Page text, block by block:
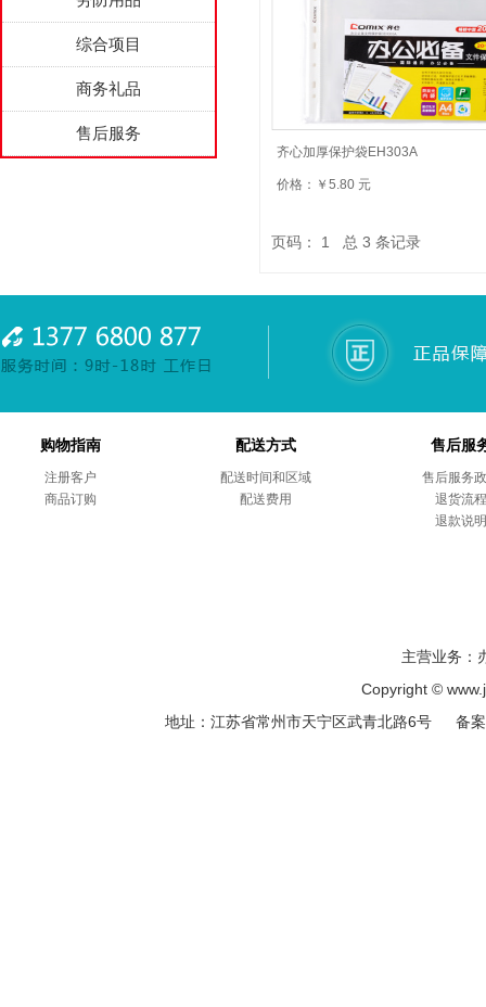
综合项目
商务礼品
售后服务
齐心加厚保护袋EH303A
价格：￥5.80 元
页码： 1 总 3 条记录
购物指南
注册客户
商品订购
配送方式
配送时间和区域
配送费用
售后服
售后服务
退货流程
退款说明
主营业务：
Copyright ©
地址：江苏省常州市天宁区武青北路6号 备